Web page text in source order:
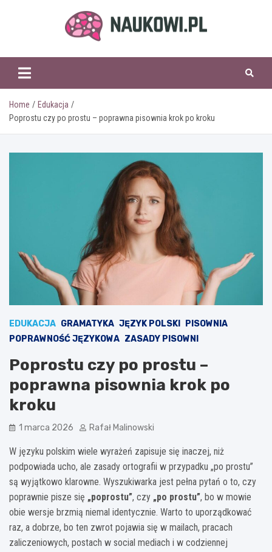
naukowi.pl
Home
Edukacja
Poprostu czy po prostu – poprawna pisownia krok po kroku
EDUKACJA GRAMATYKA JĘZYK POLSKI
PISOWNIA
POPRAWNOŚĆ JĘZYKOWA ZASADY PISOWNI
Poprostu czy po prostu –
poprawna pisownia krok po
kroku
1 marca 2026 Rafał Malinowski
W języku polskim wiele wyrażeń zapisuje się inaczej, niż
podpowiada ucho, ale zasady ortografii w przypadku „po prostu”
są wyjątkowo klarowne. Wyszukiwarka jest pełna pytań o to, czy
poprawnie pisze się „poprostu”, czy „po prostu”, bo w mowie
obie wersje brzmią niemal identycznie. Warto to uporządkować
raz, a dobrze, bo ten zwrot pojawia się w mailach, pracach
zaliczeniowych, postach w social mediach i w codziennej